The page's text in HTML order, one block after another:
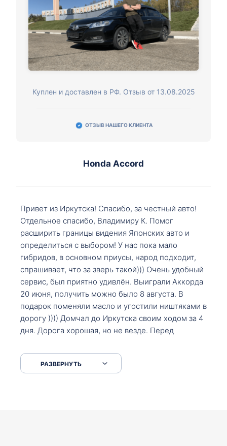
Куплен и доставлен в РФ. Отзыв от 13.08.2025
ОТЗЫВ НАШЕГО КЛИЕНТА
Honda Accord
Привет из Иркутска! Спасибо, за честный авто!
Отдельное спасибо, Владимиру К. Помог
расширить границы видения Японских авто и
определиться с выбором! У нас пока мало
гибридов, в основном приусы, народ подходит,
спрашивает, что за зверь такой))) Очень удобный
сервис, был приятно удивлён. Выиграли Аккорда
20 июня, получить можно было 8 августа. В
подарок поменяли масло и угостили ништяками в
дорогу )))) Домчал до Иркутска своим ходом за 4
дня. Дорога хорошая, но не везде. Перед
серпантинах по пути следования.
РАЗВЕРНУТЬ